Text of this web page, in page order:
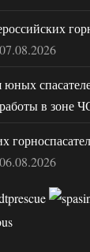
07.08.2026
в зоне
06.08.2026